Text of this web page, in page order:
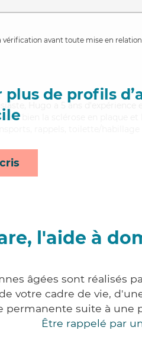
avant toute mise en relation
de profils
Hugo a 5 ans d'expérience
bien la sclérose en plaque et
l'aide à
âgées sont réalisés
votre cadre de vie,
permanente suite à une
Être rappelé par